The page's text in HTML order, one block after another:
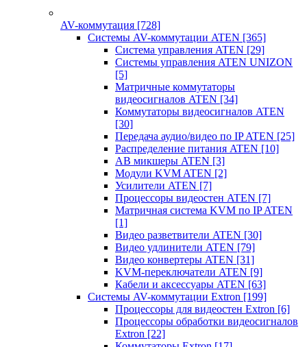
AV-коммутация [728]
Системы AV-коммутации ATEN [365]
Система управления ATEN [29]
Системы управления ATEN UNIZON
[5]
Матричные коммутаторы
видеосигналов ATEN [34]
Коммутаторы видеосигналов ATEN
[30]
Передача аудио/видео по IP ATEN [25]
Распределение питания ATEN [10]
АВ микшеры ATEN [3]
Модули KVM ATEN [2]
Усилители ATEN [7]
Процессоры видеостен ATEN [7]
Матричная система KVM по IP ATEN
[1]
Видео разветвители ATEN [30]
Видео удлинители ATEN [79]
Видео конвертеры ATEN [31]
KVM-переключатели ATEN [9]
Кабели и аксессуары ATEN [63]
Системы AV-коммутации Extron [199]
Процессоры для видеостен Extron [6]
Процессоры обработки видеосигналов
Extron [22]